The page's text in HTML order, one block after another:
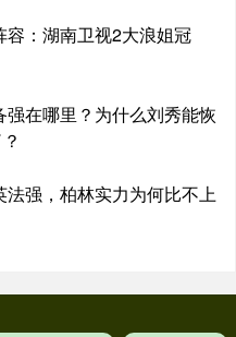
：湖南卫视2大浪姐冠
在哪里？为什么刘秀能恢
强，柏林实力为何比不上